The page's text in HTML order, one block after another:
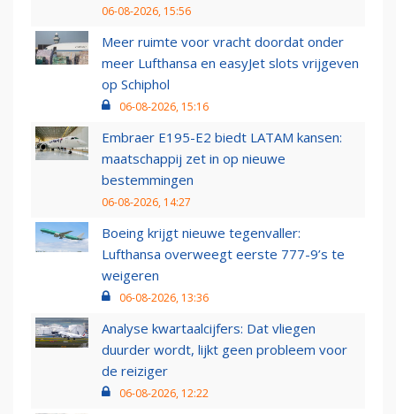
06-08-2026, 15:56
Meer ruimte voor vracht doordat onder
meer Lufthansa en easyJet slots vrijgeven
op Schiphol
06-08-2026, 15:16
Embraer E195-E2 biedt LATAM kansen:
maatschappij zet in op nieuwe
bestemmingen
06-08-2026, 14:27
Boeing krijgt nieuwe tegenvaller:
Lufthansa overweegt eerste 777-9’s te
weigeren
06-08-2026, 13:36
Analyse kwartaalcijfers: Dat vliegen
duurder wordt, lijkt geen probleem voor
de reiziger
06-08-2026, 12:22